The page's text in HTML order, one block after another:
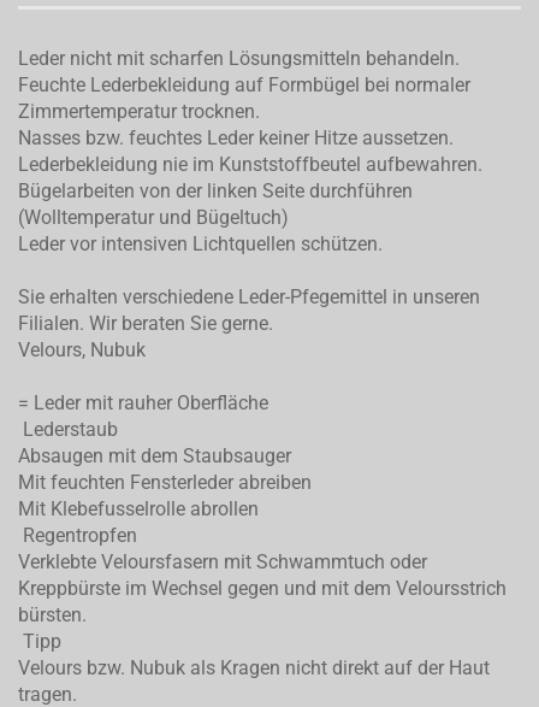
Leder nicht mit scharfen Lösungsmitteln behandeln.
Feuchte Lederbekleidung auf Formbügel bei normaler
Zimmertemperatur trocknen.
Nasses bzw. feuchtes Leder keiner Hitze aussetzen.
Lederbekleidung nie im Kunststoffbeutel aufbewahren.
Bügelarbeiten von der linken Seite durchführen
(Wolltemperatur und Bügeltuch)
Leder vor intensiven Lichtquellen schützen.
Sie erhalten verschiedene Leder-Pfegemittel in unseren
Filialen. Wir beraten Sie gerne.
Velours, Nubuk
= Leder mit rauher Oberfläche
Lederstaub
Absaugen mit dem Staubsauger
Mit feuchten Fensterleder abreiben
Mit Klebefusselrolle abrollen
Regentropfen
Verklebte Veloursfasern mit Schwammtuch oder
Kreppbürste im Wechsel gegen und mit dem Veloursstrich
bürsten.
Tipp
Velours bzw. Nubuk als Kragen nicht direkt auf der Haut
tragen.